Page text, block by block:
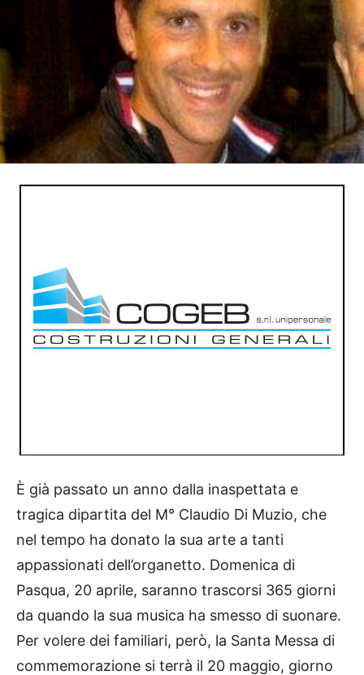
È già passato un anno dalla inaspettata e
tragica dipartita del M° Claudio Di Muzio, che
nel tempo ha donato la sua arte a tanti
appassionati dell’organetto. Domenica di
Pasqua, 20 aprile, saranno trascorsi 365 giorni
da quando la sua musica ha smesso di suonare.
Per volere dei familiari, però, la Santa Messa di
commemorazione si terrà il 20 maggio, giorno